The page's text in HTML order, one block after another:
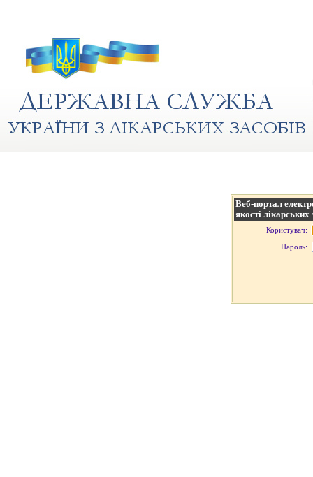
Веб-портал
якості лікарських
Користувач:
Пароль: